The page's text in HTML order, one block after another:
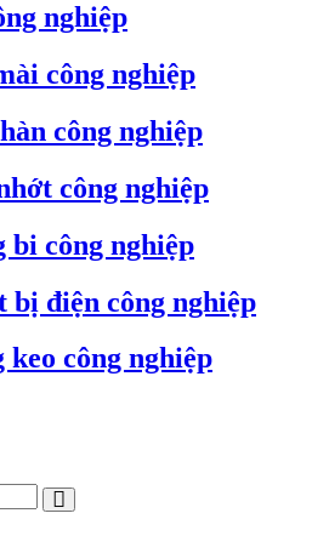
nghiệp
công nghiệp
công nghiệp
công nghiệp
bi công nghiệp
bị điện công nghiệp
keo công nghiệp